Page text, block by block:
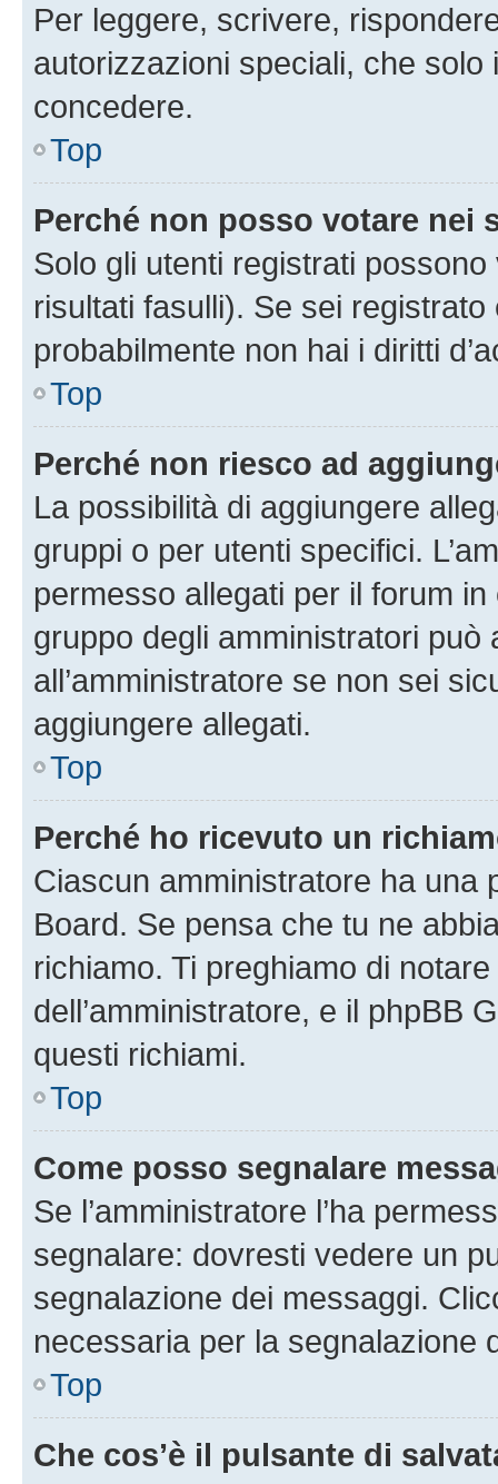
Per leggere, scrivere,
autorizzazioni speciali, che solo
concedere.
Top
Perché non posso votare nei
Solo gli utenti registrati
risultati fasulli). Se sei
probabilmente non hai i diritti
Top
Perché non riesco ad
La possibilità di aggiungere
gruppi o per utenti specifici.
permesso allegati per il forum
gruppo degli amministratori può
all’amministratore se non sei
aggiungere allegati.
Top
Perché ho ricevuto un
Ciascun amministratore ha una
Board. Se pensa che tu ne
richiamo. Ti preghiamo di
dell’amministratore, e il phpBB
questi richiami.
Top
Come posso segnalare
Se l’amministratore l’ha
segnalare: dovresti vedere un
segnalazione dei messaggi.
necessaria per la segnalazione
Top
Che cos’è il pulsante di